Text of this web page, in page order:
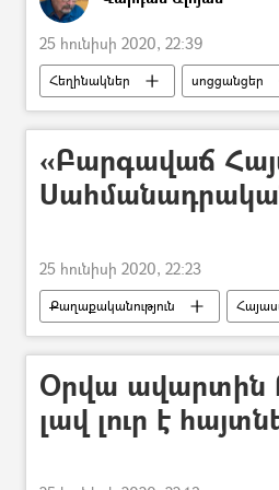
25 հունիսի 2020, 22:39
Հեղինակներ սոցցանցեր
ընդդիմություն
«Բարգավաճ
25 հունիսի 2020, 22:23
Քաղաքականություն
Պատգամավոր
Սահմանադրական դատարան
Օրվա ավարտին
լավ լուր է